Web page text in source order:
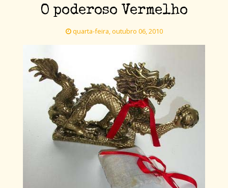
O poderoso Vermelho
quarta-feira, outubro 06, 2010